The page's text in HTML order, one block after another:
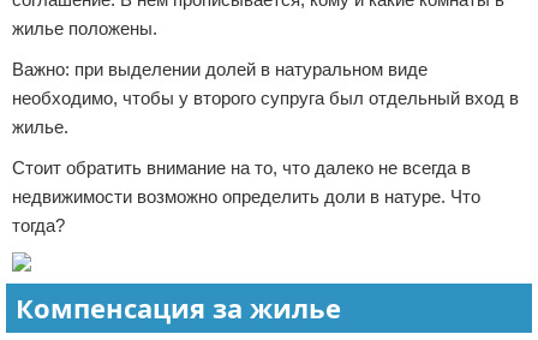
жилье положены.
Важно: при выделении долей в натуральном виде
необходимо, чтобы у второго супруга был отдельный вход в
жилье.
Стоит обратить внимание на то, что далеко не всегда в
недвижимости возможно определить доли в натуре. Что
тогда?
Компенсация за жилье